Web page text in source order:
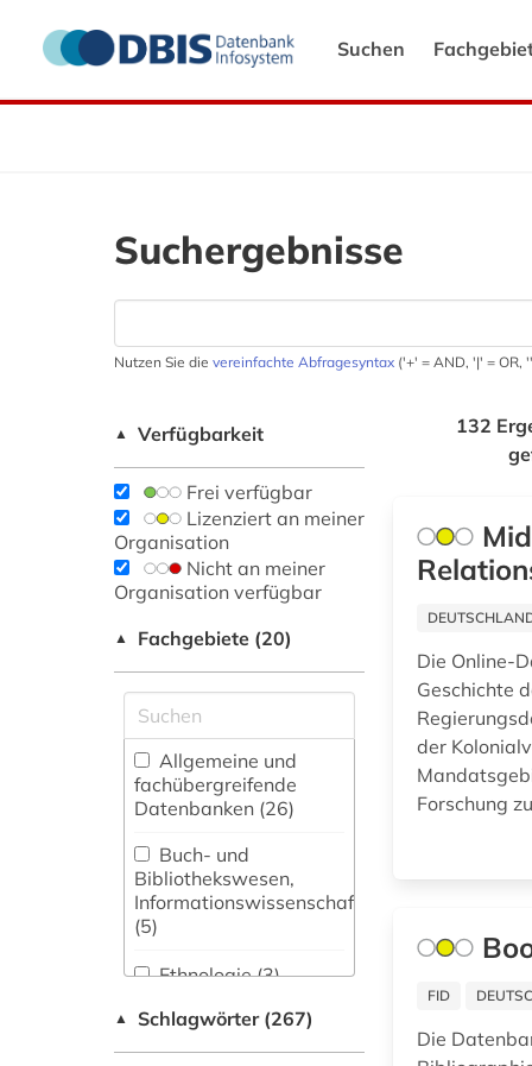
Suchen
Suchergebnisse
Nutzen Sie die vereinfachte Abfragesyntax ('+' = AND, '|' = OR,
▲ Verfügbarkeit
Frei verfügbar
Lizenziert an meiner
Organisation
Nicht an meiner
Organisation verfügbar
▲ Fachgebiete (20)
Allgemeine und
fachübergreifende
Datenbanken (26)
Buch- und
Bibliothekswesen,
Informationswissenschaft
(5)
Ethnologie (3)
Germanistik.
▲ Schlagwörter (267)
132
Die Online-
Geschichte
der
Forschung
FID
Die